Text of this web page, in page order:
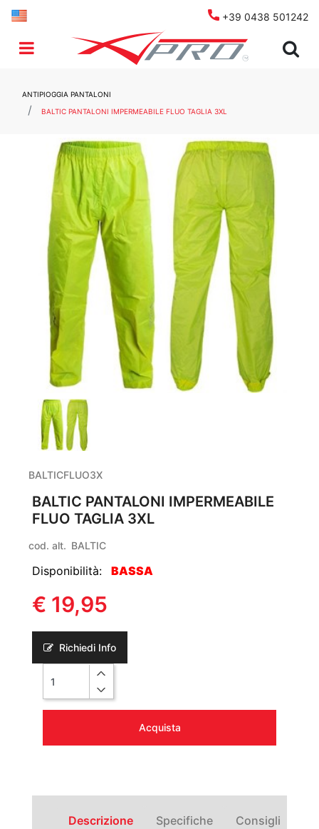
+39 0438 501242
Open menu
ANTIPIOGGIA PANTALONI
BALTIC PANTALONI IMPERMEABILE FLUO TAGLIA 3XL
BALTICFLUO3X
BALTIC PANTALONI IMPERMEABILE
FLUO TAGLIA 3XL
cod. alt. BALTIC
Disponibilità: BASSA
€ 19,95
Richiedi Info
Acquista
Descrizione Specifiche
Consigli